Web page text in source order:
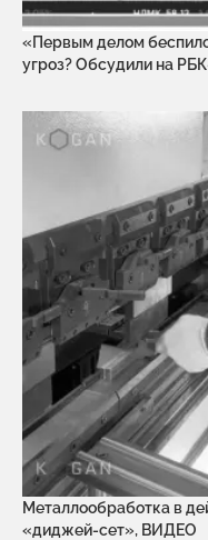
«Первым делом
угроз? Обсудили на
Металлообработка в
«диджей-сет», ВИДЕО